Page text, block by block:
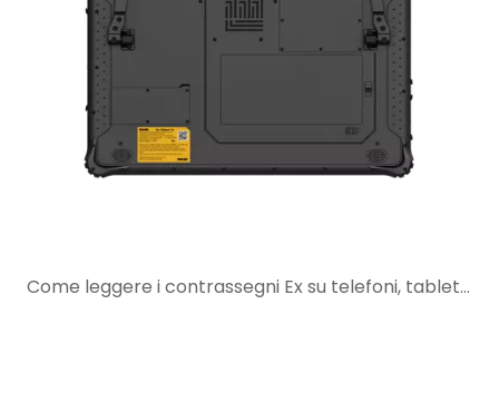
Come leggere i contrassegni Ex su telefoni, tablet e PDA a sicurezza intrinseca